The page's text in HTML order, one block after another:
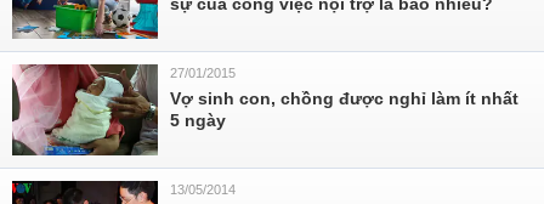
27/01/2015
​Vợ sinh con, chồng được nghỉ làm ít nhất
5 ngày
13/05/2014